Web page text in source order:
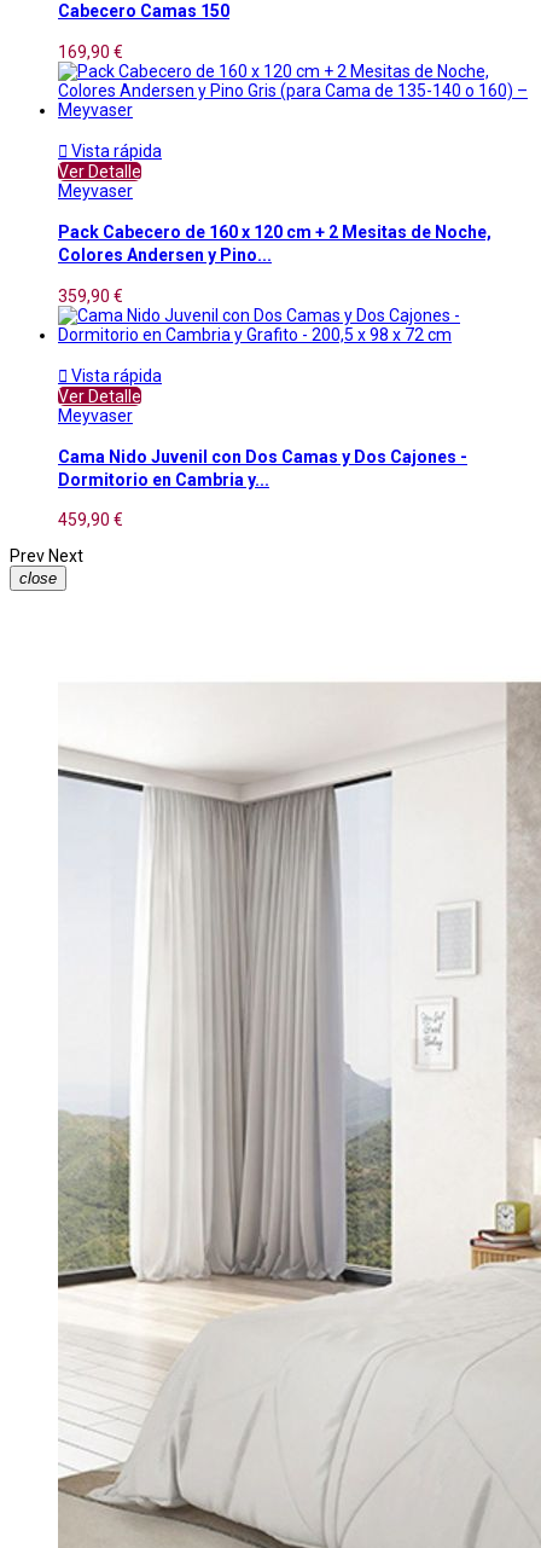
Cabecero Camas 150
169,90 €
 Vista rápida
Ver Detalle
Meyvaser
Pack Cabecero de 160 x 120 cm + 2 Mesitas de Noche,
Colores Andersen y Pino...
359,90 €
 Vista rápida
Ver Detalle
Meyvaser
Cama Nido Juvenil con Dos Camas y Dos Cajones -
Dormitorio en Cambria y...
459,90 €
Prev Next
close